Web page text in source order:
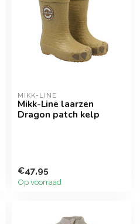
MIKK-LINE
Mikk-Line laarzen
Dragon patch kelp
€47,95
Op voorraad